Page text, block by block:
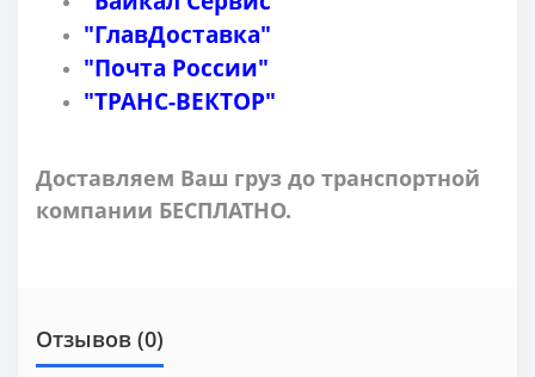
"ГлавДоставка"
"Почта России"
"ТРАНС-ВЕКТОР"
Доставляем Ваш груз до транспортной
компании БЕСПЛАТНО.
Отзывов (0)